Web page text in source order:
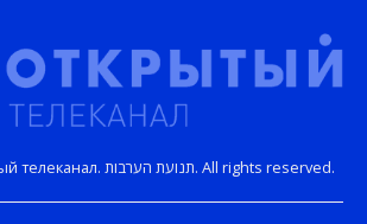
Copyright © Открытый телеканал. תנועת הערבות. All rights reserved.